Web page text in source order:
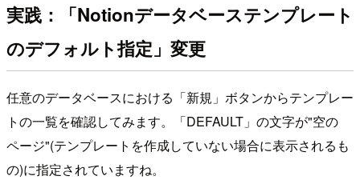
実践：「Notionデータベーステンプレート
のデフォルト指定」変更
任意のデータベースにおける「新規」ボタンからテンプレー
トの一覧を確認してみます。「DEFAULT」の文字が"空の
ページ"(テンプレートを作成していない場合に表示されるも
の)に指定されていますね。